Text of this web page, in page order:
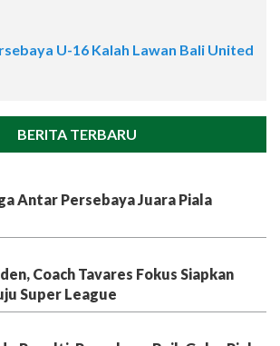
U-16 Kalah Lawan Bali United
BERITA TERBARU
Antar Persebaya Juara Piala
Coach Tavares Fokus Siapkan
Super League